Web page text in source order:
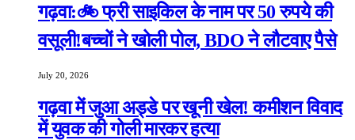
गढ़वा:🚲 फ्री साइकिल के नाम पर 50 रुपये की
वसूली!बच्चों ने खोली पोल, BDO ने लौटवाए पैसे
July 20, 2026
गढ़वा में जुआ अड्डे पर खूनी खेल! कमीशन विवाद
में युवक की गोली मारकर हत्या